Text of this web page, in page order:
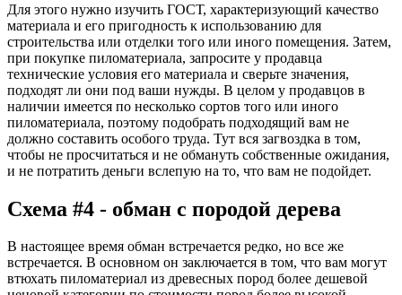
Для этого нужно изучить ГОСТ, характеризующий качество
материала и его пригодность к использованию для
строительства или отделки того или иного помещения. Затем,
при покупке пиломатериала, запросите у продавца
технические условия его материала и сверьте значения,
подходят ли они под ваши нужды. В целом у продавцов в
наличии имеется по несколько сортов того или иного
пиломатериала, поэтому подобрать подходящий вам не
должно составить особого труда. Тут вся загвоздка в том,
чтобы не просчитаться и не обмануть собственные ожидания,
и не потратить деньги вслепую на то, что вам не подойдет.
Схема #4 - обман с породой дерева
В настоящее время обман встречается редко, но все же
встречается. В основном он заключается в том, что вам могут
втюхать пиломатериал из древесных пород более дешевой